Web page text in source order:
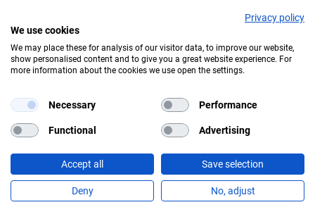
Aktuelles Wetter: 19°C Bedeckt
Navigation überspringen
Informationen
Öffnungszeiten
Eintrittspreise
Saisonkarten
Veranstaltungen
Tierparkordnung
Spenden
Barrierefreiheit
Privacy policy
We use cookies
We may place these for analysis of our visitor data, to improve our website,
show personalised content and to give you a great website experience. For
more information about the cookies we use open the settings.
Necessary Performance
Functional Advertising
Accept all Save selection
Deny No, adjust